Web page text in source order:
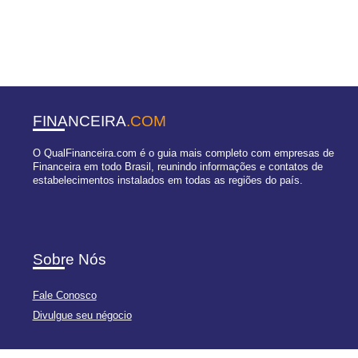
FINANCEIRA.COM
O QualFinanceira.com é o guia mais completo com empresas de
Financeira em todo Brasil, reunindo informações e contatos de
estabelecimentos instalados em todas as regiões do país.
Sobre Nós
Fale Conosco
Divulgue seu négocio